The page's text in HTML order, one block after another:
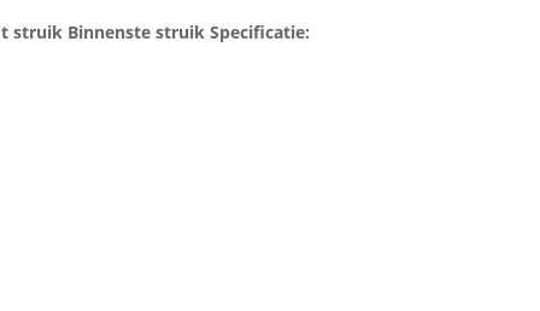
struik Binnenste struik Specificatie: